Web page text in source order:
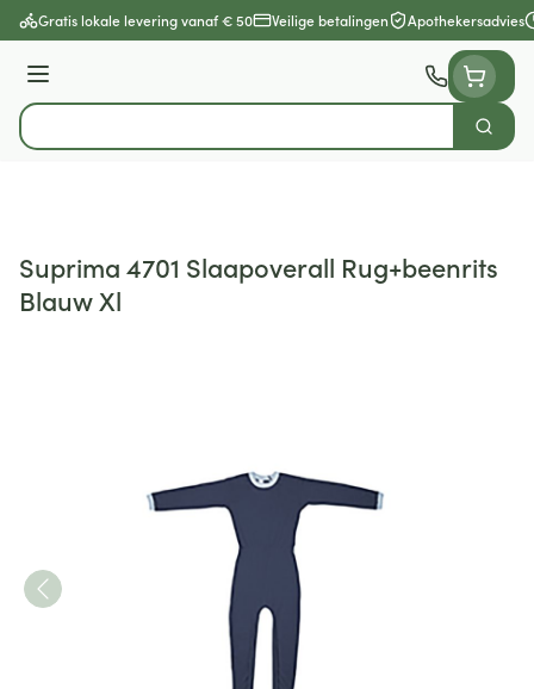
Ga naar de inhoud
Gratis lokale levering vanaf € 50 Veilige betalingen Apothekersadvies
Menu
Product, merk, categorie...
Zoek
Suprima 4701 Slaapoverall Rug+beenrits
Blauw Xl